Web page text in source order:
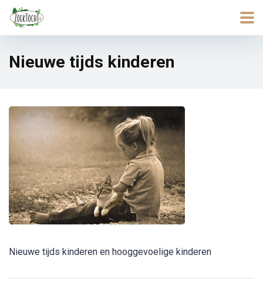
Nieuwe tijds kinderen
Nieuwe tijds kinderen en hooggevoelige kinderen